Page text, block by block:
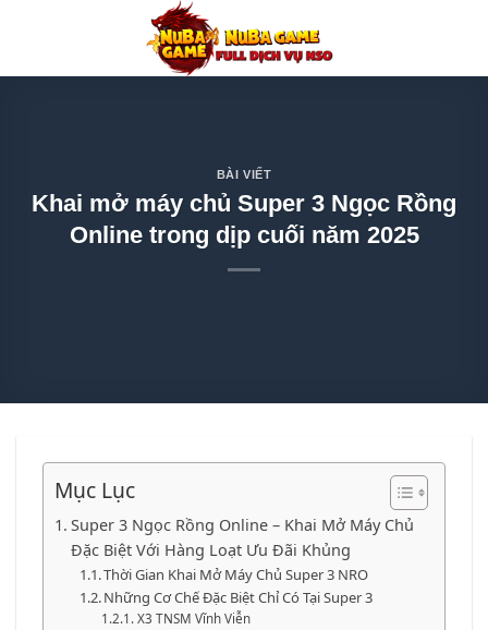
nội
BÀI VIẾT
Khai mở máy chủ Super 3 Ngọc Rồng
Online trong dịp cuối năm 2025
Mục Lục
Super 3 Ngọc Rồng Online – Khai Mở Máy Chủ
Đặc Biệt Với Hàng Loạt Ưu Đãi Khủng
Thời Gian Khai Mở Máy Chủ Super 3 NRO
Những Cơ Chế Đặc Biệt Chỉ Có Tại Super 3
X3 TNSM Vĩnh Viễn